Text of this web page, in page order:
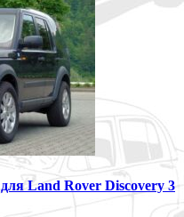
Land Rover Discovery 3